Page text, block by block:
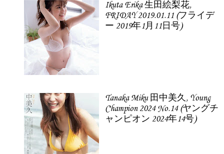
Ikuta Erika 生田絵梨花,
FRIDAY 2019.01.11 (フライデ
ー 2019年1月11日号)
Tanaka Miku 田中美久, Young
Champion 2024 No.14 (ヤングチ
ャンピオン 2024年14号)